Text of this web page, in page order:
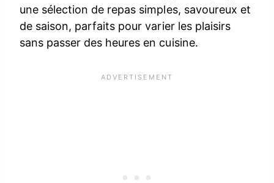
une sélection de repas simples, savoureux et
de saison, parfaits pour varier les plaisirs
sans passer des heures en cuisine.